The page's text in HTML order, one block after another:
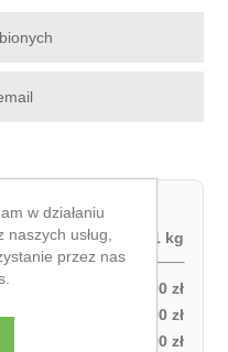
1 kg
0,00 zł
paczka):
27,00 zł
paczka):
21,00 zł
w działaniu
usług,
przez nas